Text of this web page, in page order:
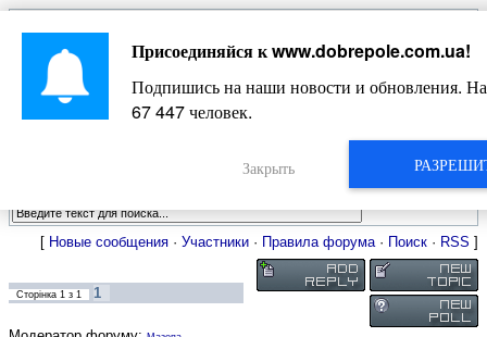
Главная
Новости
Довідкова
Фото
Оголошення
Видео
Жизнь Добропольского края
[ Новые сообщения · Участники · Правила форума· Поиск · RSS ]
Сторінка 1 з 1 1
Присоединяйся кwww.dobrepole.com.ua!
Подпишись на наши новости и обновления.
67 447человек.
Закрыть